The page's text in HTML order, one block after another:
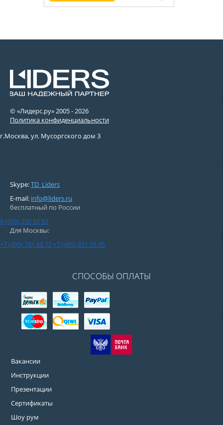
© «Лидерс.ру» 2005 -2026
Политика конфиденциальности
г.Москва, ул. Мусоргского дом 3
Skype:TD_Liders
E-mail: info@liders.ru
бесплатный по России
8 (800) 250 02 82
Для Москвы:
+7 (495) 781 68 72+7 (495) 921 55 95
СПОСОБЫ ОПЛАТЫ
Вакансии
Инструкции
Презентации
Сертификаты
Шоу рум